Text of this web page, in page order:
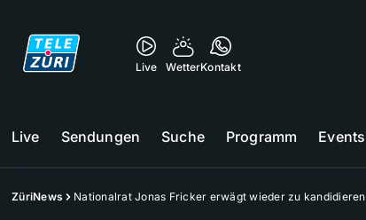
Live WetterKontakt
Live Sendungen Suche Programm Events
ZüriNews Nationalrat Jonas Fricker erwägt wieder zu kandidieren